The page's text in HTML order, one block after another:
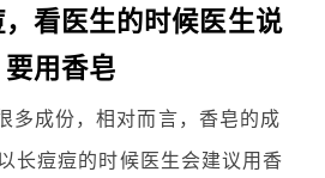
看医生的时候医生说
用香皂
多成份，相对而言，香皂的成
长痘痘的时候医生会建议用香